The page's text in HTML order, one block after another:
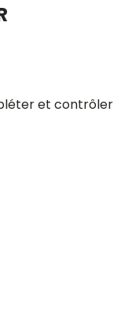
et contrôler